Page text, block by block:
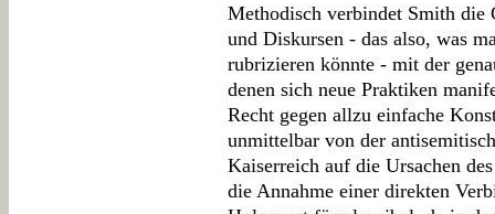
Methodisch verbindet Smith die
und Diskursen - das also, was
rubrizieren könnte - mit der
denen sich neue Praktiken
Recht gegen allzu einfache
unmittelbar von der
Kaiserreich auf die Ursachen
die Annahme einer direkten